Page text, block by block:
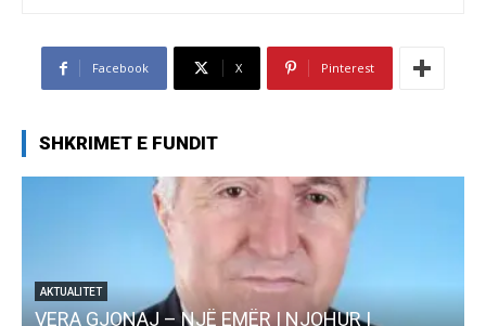
Facebook X Pinterest
SHKRIMET E FUNDIT
AKTUALITET